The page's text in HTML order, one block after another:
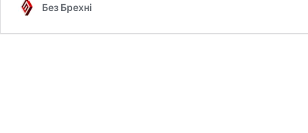
Без Брехні